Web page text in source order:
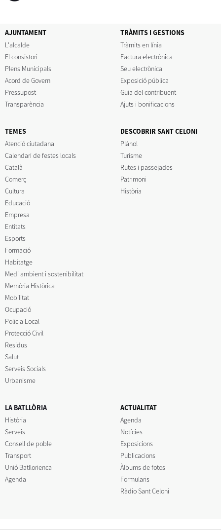
AJUNTAMENT
L'alcalde
El consistori
Plens Municipals
Acord de Govern
Pressupost
Transparència
TRÀMITS I GESTIONS
Tràmits en línia
Factura electrònica
Seu electrònica
Exposició pública
Guia del contribuent
Ajuts i bonificacions
TEMES
Atenció ciutadana
Calendari de festes locals
Català
Comerç
Cultura
Educació
Empresa
Entitats
Esports
Formació
Habitatge
Medi ambient i sostenibilitat
Memòria Històrica
Mobilitat
Ocupació
Policia Local
Protecció Civil
Residus
Salut
Serveis Socials
Urbanisme
DESCOBRIR SANT CELONI
Plànol
Turisme
Rutes i passejades
Patrimoni
Història
LA BATLLÒRIA
Història
Serveis
Consell de poble
Transport
Unió Batllorienca
Agenda
ACTUALITAT
Agenda
Notícies
Exposicions
Publicacions
Àlbums de fotos
Formularis
Ràdio Sant Celoni